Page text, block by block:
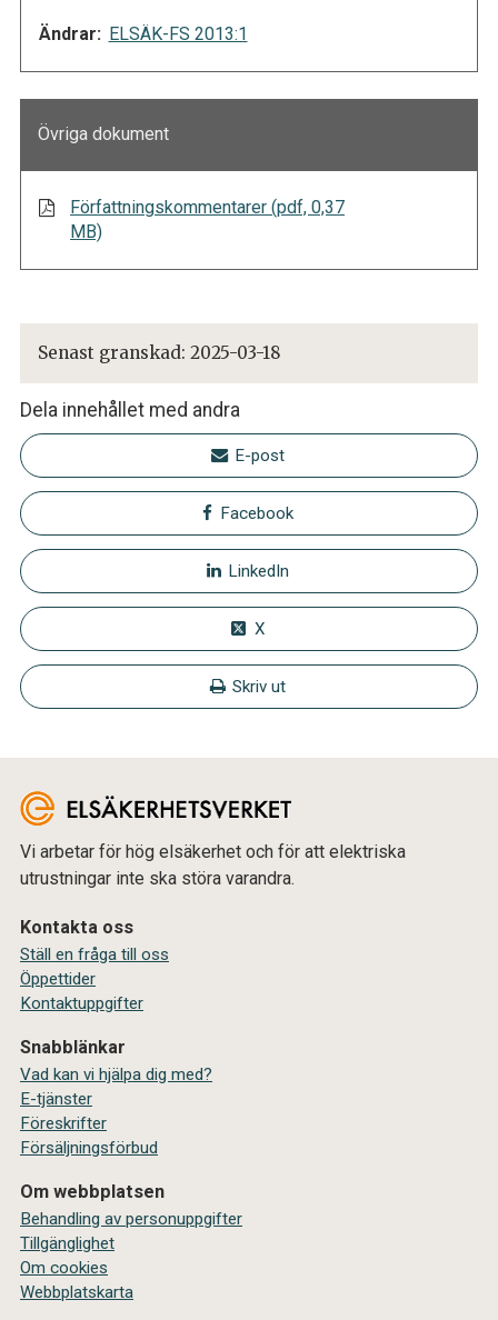
Ändrar: ELSÄK-FS 2013:1
Övriga dokument
Författningskommentarer (pdf, 0,37
MB)
Senast granskad: 2025-03-18
Dela innehållet med andra
E-post
Facebook
LinkedIn
X
Skriv ut
Vi arbetar för hög elsäkerhet och för att elektriska
utrustningar inte ska störa varandra.
Kontakta oss
Ställ en fråga till oss
Öppettider
Kontaktuppgifter
Snabblänkar
Vad kan vi hjälpa dig med?
E-tjänster
Föreskrifter
Försäljningsförbud
Om webbplatsen
Behandling av personuppgifter
Tillgänglighet
Om cookies
Webbplatskarta